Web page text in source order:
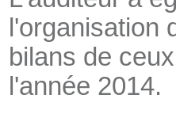
l'organisation
bilans de
l'année 2014.